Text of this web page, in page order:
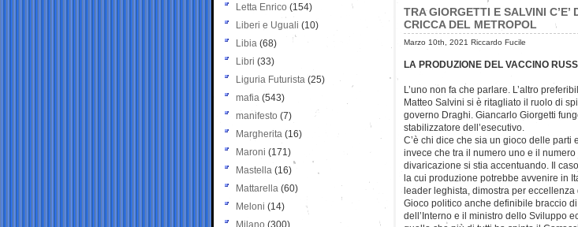
TRA GIORGETTI E SALVINI
CRICCA DEL METROPOL
Marzo 10th, 2021 Riccardo Fucile
LA PRODUZIONE DEL VACCINO
L’uno non fa che parlare. L’altro
Matteo Salvini si è ritagliato il ruolo di
governo Draghi. Giancarlo Giorgetti
stabilizzatore dell’esecutivo.
C’è chi dice che sia un gioco delle parti
invece che tra il numero uno e il
divaricazione si stia accentuando. Il
la cui produzione potrebbe avvenire in
leader leghista, dimostra per
Gioco politico anche definibile braccio di
dell’Interno e il ministro dello Sviluppo
Letta Enrico (154)
Liberi e Uguali (10)
Libia (68)
Libri (33)
Liguria Futurista (25)
mafia (543)
manifesto (7)
Margherita (16)
Maroni (171)
Mastella (16)
Mattarella (60)
Meloni (14)
Milano (300)